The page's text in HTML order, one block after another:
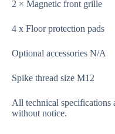
2 × Magnetic front grille
4 x Floor protection pads
Optional accessories N/A
Spike thread size M12
All technical specifications
without notice.